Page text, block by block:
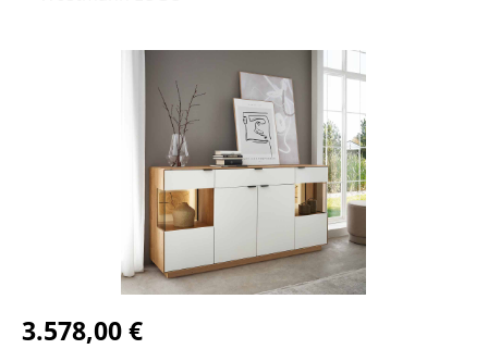
Bildergalerie überspringen
Regulärer Preis:
3.578,00 €